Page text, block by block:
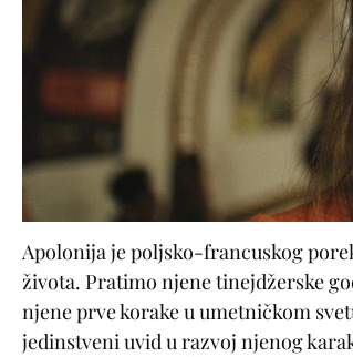
Apolonija je poljsko-francuskog
života. Pratimo njene tinejdžerske
njene prve korake u umetničkom
jedinstveni uvid u razvoj njenog